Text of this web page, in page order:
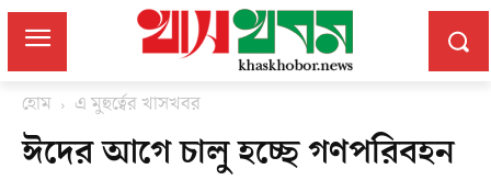
হোম এ মুহুর্ত্বের খাসখবর
ঈদের আগে চালু হচ্ছে গণপরিবহন